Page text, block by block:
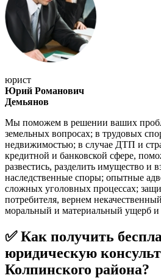
юрист
Юрий Романович
Демьянов
Мы поможем в решении ваших
земельных вопросах; в трудовых
недвижимостью; в случае ДТП и
кредитной и банковской сфере,
развестись, разделить имущество и
наследственные споры; опытные
сложных уголовных процессах;
потребителя, вернем
моральный и материальный ущерб и
✅ Как получить
юридическую
Колпинского района?